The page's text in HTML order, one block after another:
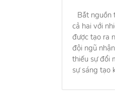
Bắt nguồn
cả hai với
được tạo ra
đội ngũ
thiếu sự đổi
sự sáng tạo